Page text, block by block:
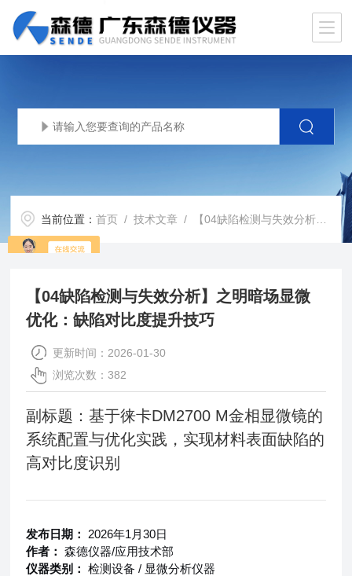
当前位置：首页 /技术文章 / 【04缺陷检测与失效分析】之明暗场显微优化：缺陷对比度提升技巧
【04缺陷检测与失效分析】之明暗场显微
优化：缺陷对比度提升技巧
更新时间：2026-01-30
浏览次数：382
副标题：基于徕卡DM2700 M金相显微镜的
系统配置与优化实践，实现材料表面缺陷的
高对比度识别
发布日期：
2026年1月30日
作者： 森德仪器/应用技术部
仪器类别： 检测设备 / 显微分析仪器